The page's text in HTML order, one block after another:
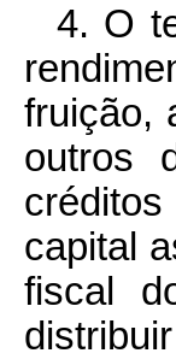
4. O
fruição,
outros
capital
fiscal